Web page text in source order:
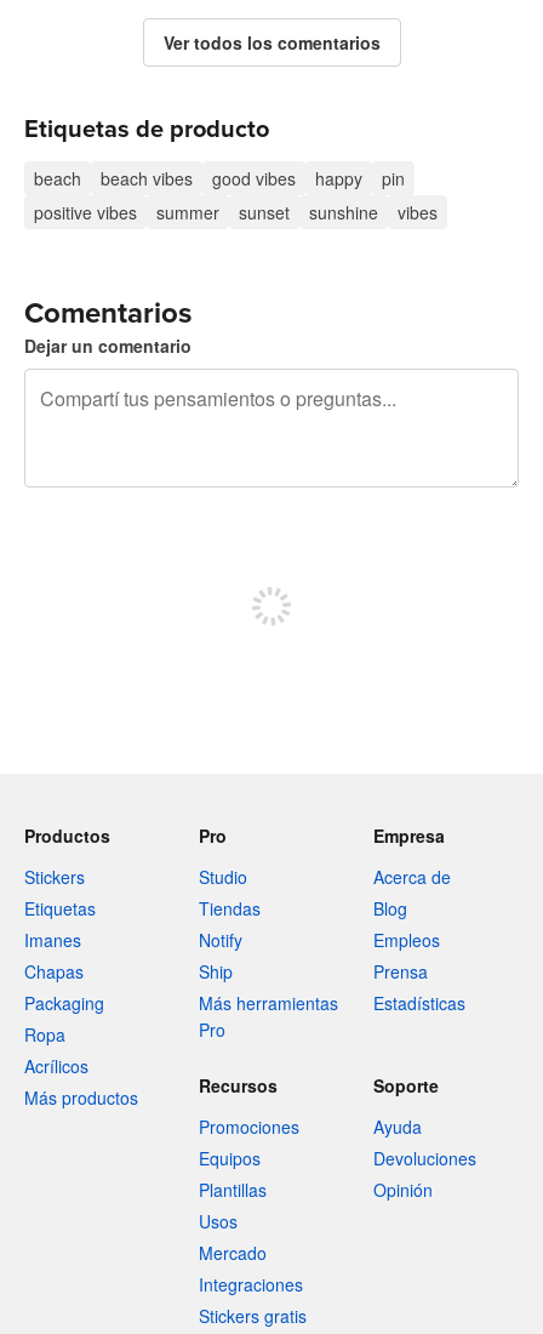
Ver todos los comentarios
Etiquetas de producto
beach beach vibes good vibes happy
pin
positive vibes
summer sunset sunshine vibes
Comentarios
Dejar un comentario
Productos
Stickers
Etiquetas
Imanes
Chapas
Packaging
Ropa
Acrílicos
Más productos
Pro
Studio
Tiendas
Notify
Ship
Más herramientas
Pro
Empresa
Acerca de
Blog
Empleos
Prensa
Estadísticas
Recursos
Promociones
Equipos
Plantillas
Usos
Mercado
Integraciones
Stickers gratis
Soporte
Ayuda
Devoluciones
Opinión